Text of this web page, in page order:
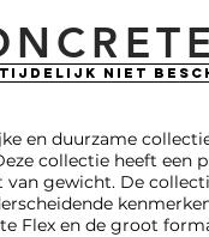
Tijdelijk niet
en duurzame
collectie heeft
van gewicht. De
Flex en de groot